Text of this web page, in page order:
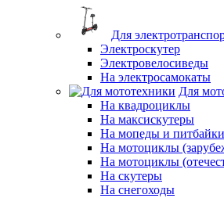
Для
Электроскутер
Электровелосиведы
На электросамокаты
Для
На квадроциклы
На максискутеры
На мопеды и питбайки
На мотоциклы
На мотоциклы
На скутеры
На снегоходы